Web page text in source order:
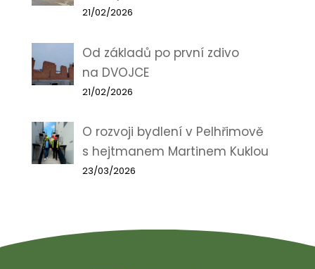
21/02/2026
Od základů po první zdivo
na DVOJCE
21/02/2026
O rozvoji bydlení v Pelhřimově
s hejtmanem Martinem Kuklou
23/03/2026